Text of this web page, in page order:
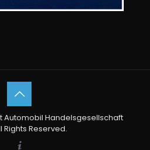
Automobil Handelsgesellschaft
Rights Reserved.